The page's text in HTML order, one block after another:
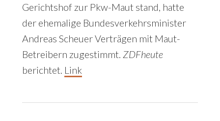
Gerichtshof zur Pkw-Maut stand, hatte
der ehemalige Bundesverkehrsminister
Andreas Scheuer Verträgen mit Maut-
Betreibern zugestimmt. ZDFheute
berichtet. Link